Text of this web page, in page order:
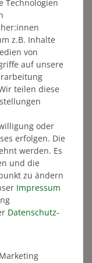
STADION
€
Technologien
z.B. Inhalte
von
auf unsere
teilen diese
oder
erfolgen. Die
werden. Es
und die
zu ändern
Impressum
Daten­schutz­
Marketing